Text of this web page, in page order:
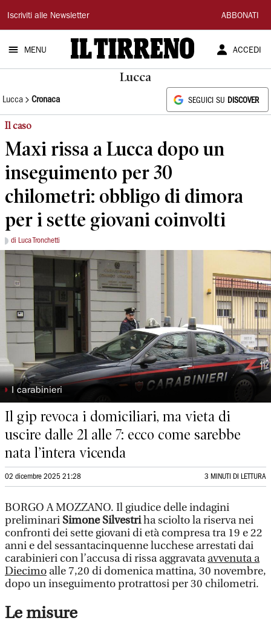
Il
Tirreno
Iscriviti alle Newsletter ABBONATI
MENU ACCEDI
Lucca
Lucca Cronaca SEGUICI SU DISCOVER
Il caso
Maxi rissa a Lucca dopo un
inseguimento per 30
chilometri: obbligo di dimora
per i sette giovani coinvolti
di Luca Tronchetti
◗ I carabinieri
Il gip revoca i domiciliari, ma vieta di
uscire dalle 21 alle 7: ecco come sarebbe
nata l’intera vicenda
02 dicembre 2025 21:28 3 MINUTI DI LETTURA
BORGO A MOZZANO. Il giudice delle indagini
preliminari Simone Silvestriha sciolto la riserva nei
confronti dei sette giovani di età compresa tra 19 e 22
anni e del sessantacinquenne lucchese arrestati dai
carabinieri con l’accusa di rissa aggravataavvenuta a
Diecimo alle 7,20 di domenica mattina, 30 novembre,
dopo un inseguimento protrattosi per 30 chilometri.
Le misure